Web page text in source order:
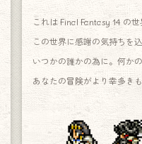
これは Final Fantasy 14 の
この世界に感謝の気持ちを
いつかの誰かの為に。何か
あなたの冒険がより幸多き